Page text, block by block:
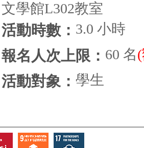
文學館L302教室
活動時數： 3.0 小時
報名人次上限： 60 名
活動對象： 學生